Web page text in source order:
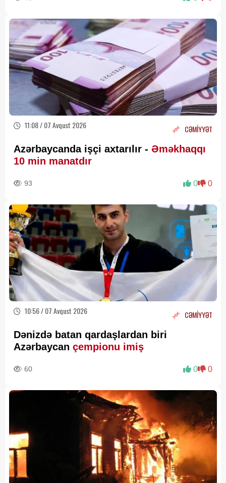
11:08 / 07 Avqust 2026 CƏMİYYƏT
Azərbaycanda işçi axtarılır - Əməkhaqqı
10 min manatdır
93 0 0
10:56 / 07 Avqust 2026 CƏMİYYƏT
Dənizdə batan qardaşlardan biri
Azərbaycan çempionu imiş
60 0 0